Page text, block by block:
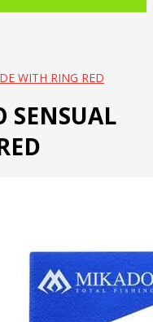
WITH RING RED